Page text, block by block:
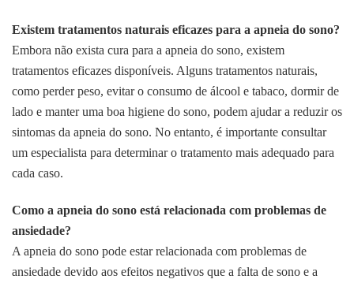
Existem tratamentos naturais eficazes para a apneia do sono?
Embora não exista cura para a apneia do sono, existem
tratamentos eficazes disponíveis. Alguns tratamentos naturais,
como perder peso, evitar o consumo de álcool e tabaco, dormir de
lado e manter uma boa higiene do sono, podem ajudar a reduzir os
sintomas da apneia do sono. No entanto, é importante consultar
um especialista para determinar o tratamento mais adequado para
cada caso.
Como a apneia do sono está relacionada com problemas de
ansiedade?
A apneia do sono pode estar relacionada com problemas de
ansiedade devido aos efeitos negativos que a falta de sono e a